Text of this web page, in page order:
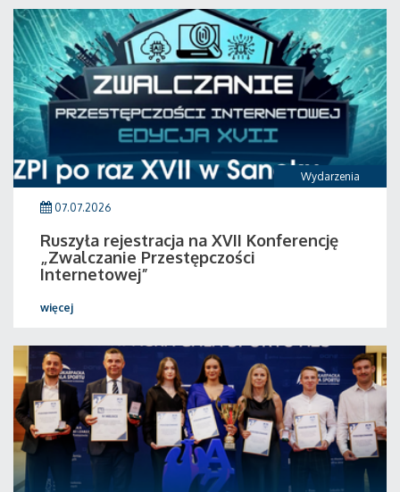
Wydarzenia
07.07.2026
Ruszyła rejestracja na XVII Konferencję
„Zwalczanie Przestępczości
Internetowej”
więcej